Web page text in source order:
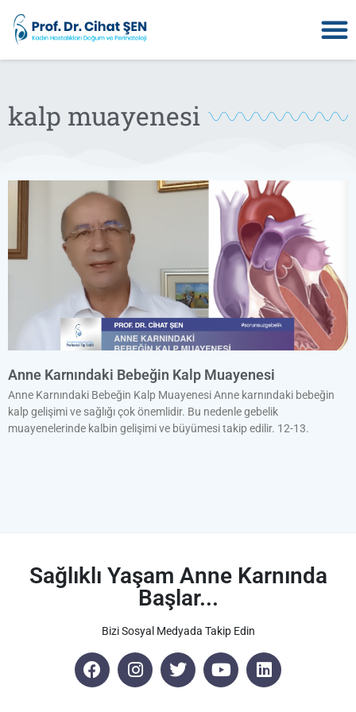
kalp muayenesi
Anne Karnındaki Bebeğin Kalp Muayenesi
Anne Karnındaki Bebeğin Kalp Muayenesi Anne karnındaki bebeğin
kalp gelişimi ve sağlığı çok önemlidir. Bu nedenle gebelik
muayenelerinde kalbin gelişimi ve büyümesi takip edilir. 12-13.
Sağlıklı Yaşam Anne Karnında
Başlar...
Bizi Sosyal Medyada Takip Edin